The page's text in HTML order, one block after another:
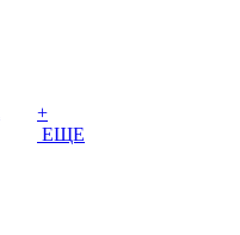
+
ЕЩЕ